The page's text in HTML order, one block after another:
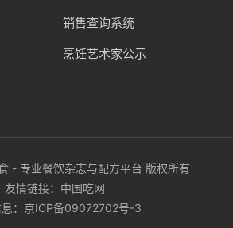
销售查询系统
烹饪艺术家公示
- 专业餐饮杂志与配方平台 版权所有
友情链接： 中国吃网
： 京ICP备09072702号-3